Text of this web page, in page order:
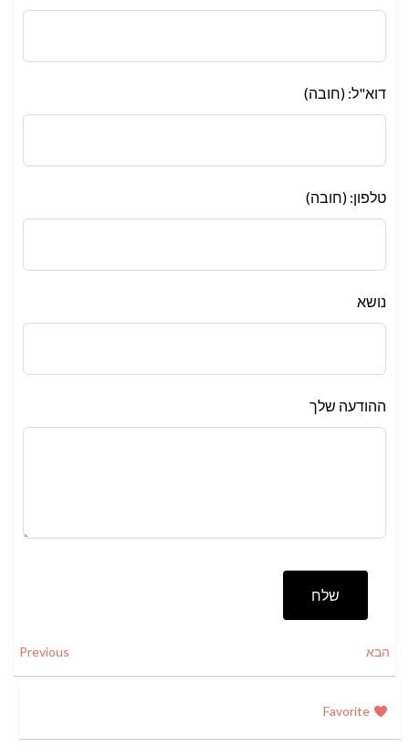
דוא"ל: (חובה)
טלפון: (חובה)
נושא
ההודעה שלך
שלח
Previous הבא
Favorite